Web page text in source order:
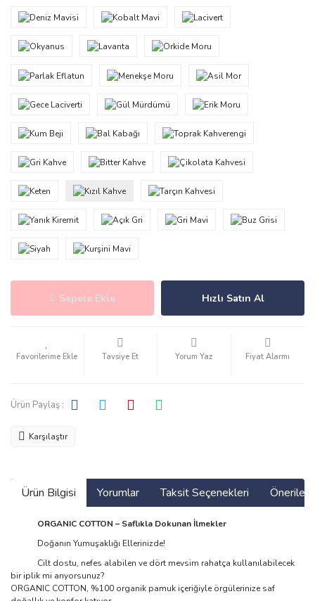
Sepete Ekle Hızlı Satın Al
Tavsiye Et Yorum Yaz Fiyat Alarmı
Ürün Paylaş :
Karşılaştır
Ürün Bilgisi Yorumlar Taksit Seçenekleri
ORGANIC COTTON – Saflıkla Dokunan İlmekler
Doğanın Yumuşaklığı Ellerinizde!
Cilt dostu, nefes alabilen ve dört mevsim rahatça kullanılabilecek
bir iplik mi arıyorsunuz?
ORGANIC COTTON, %100 organik pamuk içeriğiyle örgülerinize saf